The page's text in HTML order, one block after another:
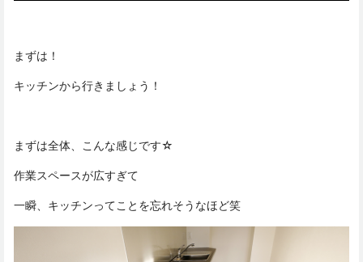
まずは！
キッチンから行きましょう！
まずは全体、こんな感じです☆
作業スペースが広すぎて
一瞬、キッチンってことを忘れそうなほど笑